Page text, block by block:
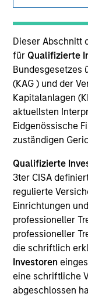
Dieser Abschnitt
für Qualifizierte
Bundesgesetzes
(KAG ) und der
Kapitalanlagen
aktuellsten
Eidgenössische
zuständigen
Qualifizierte
3ter CISA
regulierte
Einrichtungen
professioneller
professioneller
die schriftlich
Investoren
eine schriftliche
abgeschlossen
Quick
Benchmark
MSCI ACWI ex US
Related
Pooled Vehicle
Insights
Overview
TheMorgan
a concentrated
non-U.S.
intangible assets
licences. The
fundamental